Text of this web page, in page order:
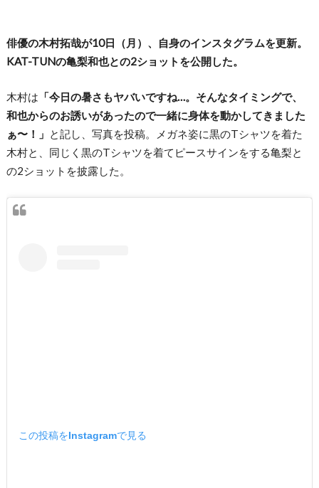
俳優の木村拓哉が10日（月）、自身のインスタグラムを更新。
KAT-TUNの亀梨和也との2ショットを公開した。
木村は 「今日の暑さもヤバいですね…。そんなタイミングで、
和也からのお誘いがあったので一緒に身体を動かしてきました
ぁ〜！」 と記し、写真を投稿。メガネ姿に黒のTシャツを着た
木村と、同じく黒のTシャツを着てピースサインをする亀梨と
の2ショットを披露した。
この投稿をInstagramで見る